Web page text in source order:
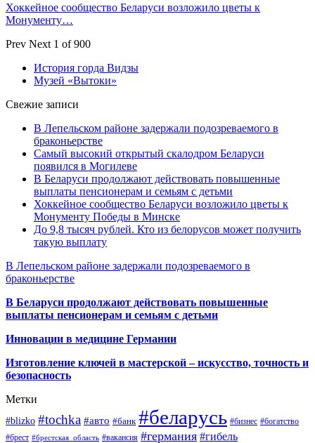
Хоккейное сообщество Беларуси возложило цветы к
Монументу…
Prev Next 1 of 900
История горда Видзы
Музей «Вытоки»
Свежие записи
В Лепельском районе задержали подозреваемого в
браконьерстве
Самый высокий открытый скалодром Беларуси
появился в Могилеве
В Беларуси продолжают действовать повышенные
выплаты пенсионерам и семьям с детьми
Хоккейное сообщество Беларуси возложило цветы к
Монументу Победы в Минске
До 9,8 тысяч рублей. Кто из белорусов может получить
такую выплату
В Лепельском районе задержали подозреваемого в
браконьерстве
В Беларуси продолжают действовать повышенные
выплаты пенсионерам и семьям с детьми
Инновации в медицине Германии
Изготовление ключей в мастерской – искусство, точность и
безопасность
Метки
#blizko #tochka #авто #банк #беларусь #бизнес #богатство
#брест #брестская_область #вакансия #германия #гибель